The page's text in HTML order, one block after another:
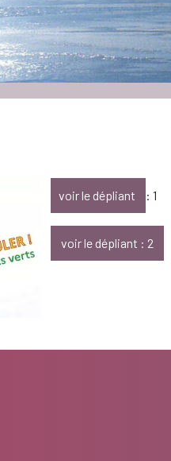
voir le dépliant : 1
voir le dépliant : 2